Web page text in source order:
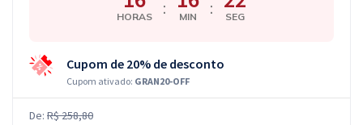
HORAS : MIN : SEG
Cupom de 20% de desconto
Cupom ativado: GRAN20-OFF
De: R$ 258,80